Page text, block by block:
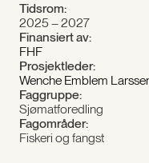
Tidsrom:
2025 – 2027
Finansiert av:
FHF
Prosjektleder:
Wenche Emblem
Faggruppe:
Sjømatforedling
Fagområder:
Fiskeri og fangst